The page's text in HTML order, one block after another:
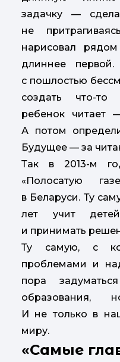
задачку —
не
нарисовал
длиннее
с пошлостью
создать что-
ребенок читает
А потом
Будущее — за
Так в 2013-м
«Полосатую
в Беларуси. Ту
лет учит
и принимать
Ту самую, с
проблемами и
пора
образования,
И не только в
миру.
«Самые